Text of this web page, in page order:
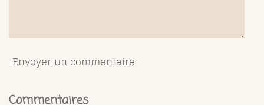
Envoyer un commentaire
Commentaires